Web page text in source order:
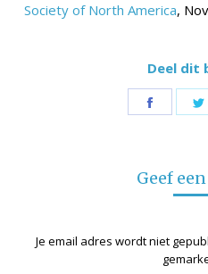
Society of North America,
Deel dit
Share
Geef
Je email adres wordt niet